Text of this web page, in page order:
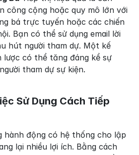
công cộng hoặc quy mô lớn với
bá trực tuyến hoặc các chiến
Bạn có thể sử dụng email lời
hút người tham dự. Một kế
lược có thể tăng đáng kể sự
tham dự sự kiện.
Sử Dụng Cách Tiếp
hành động có hệ thống cho lập
lại nhiều lợi ích. Bằng cách